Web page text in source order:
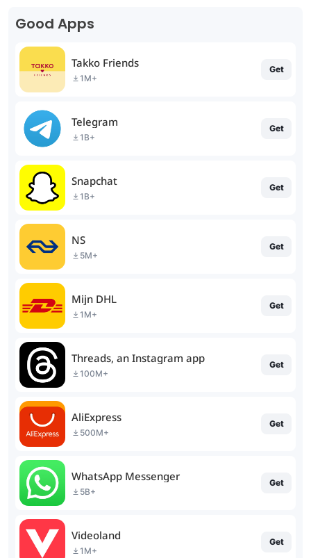
Good Apps
Takko Friends
1M+
Get
Telegram
1B+
Get
Snapchat
1B+
Get
NS
5M+
Get
Mijn DHL
1M+
Get
Threads, an Instagram app
100M+
Get
AliExpress
500M+
Get
WhatsApp Messenger
5B+
Get
Videoland
1M+
Get